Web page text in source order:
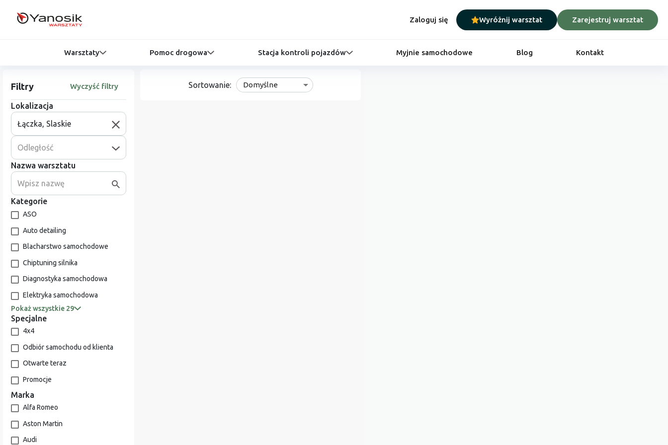
Zaloguj się Wyróżnij warsztat Zarejestruj warsztat
Warsztaty Pomoc drogowa Stacja kontroli pojazdów Myjnie samochodowe Blog Kontakt
Filtry Wyczyść filtry
Lokalizacja
Odległość
Nazwa warsztatu
Kategorie
ASO
Auto detailing
Blacharstwo samochodowe
Chiptuning silnika
Diagnostyka samochodowa
Elektryka samochodowa
Pokaż wszystkie 29
Specjalne
4x4
Odbiór samochodu od klienta
Otwarte teraz
Promocje
Marka
Alfa Romeo
Aston Martin
Audi
Sortowanie: Domyślne